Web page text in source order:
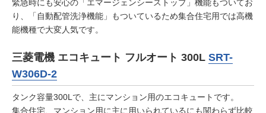
緊急時にも安心の「エマージェンシーストップ」機能もついてお
り、「自動配管洗浄機能」もついているため集合住宅用では高機
能機種で大変人気です。
三菱電機 エコキュート フルオート 300L SRT-
W306D-2
タンク容量300Lで、主にマンション用のエコキュートです。
集合住宅、マンション用に主に用いられているにも関わらず比較